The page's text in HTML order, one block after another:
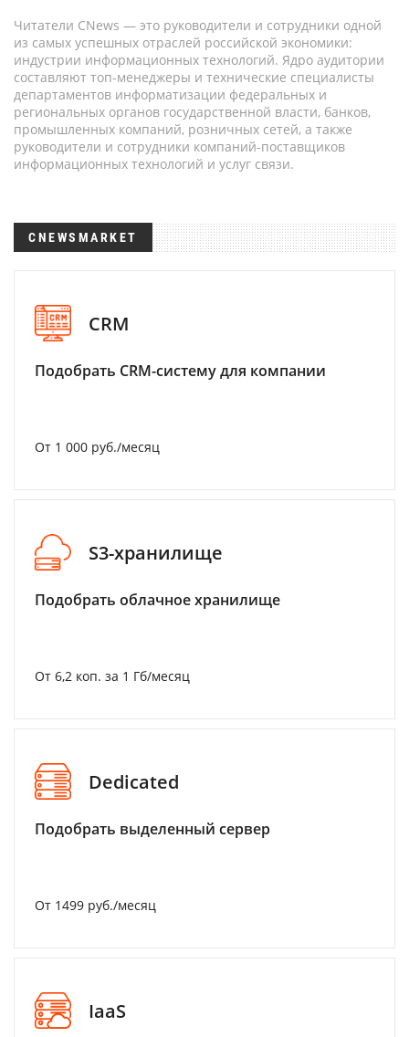
Читатели CNews — это руководители и сотрудники одной
из самых успешных отраслей российской экономики:
индустрии информационных технологий. Ядро аудитории
составляют топ-менеджеры и технические специалисты
департаментов информатизации федеральных и
региональных органов государственной власти, банков,
промышленных компаний, розничных сетей, а также
руководители и сотрудники компаний-поставщиков
информационных технологий и услуг связи.
CNEWSMARKET
CRM
Подобрать CRM-систему для компании
От 1 000 руб./месяц
S3-хранилище
Подобрать облачное хранилище
От 6,2 коп. за 1 Гб/месяц
Dedicated
Подобрать выделенный сервер
От 1499 руб./месяц
IaaS